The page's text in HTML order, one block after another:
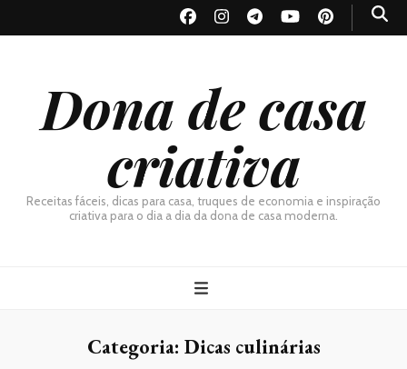
Dona de casa
criativa
Receitas fáceis, dicas para casa, truques de economia e inspiração
criativa para o dia a dia da dona de casa moderna.
Categoria: Dicas culinárias